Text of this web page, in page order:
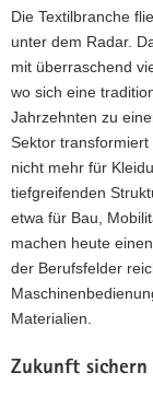
n
Die Textilbranche
unter dem Radar.
mit überraschend
wo sich eine
Jahrzehnten zu
Sektor
nicht mehr für
tiefgreifenden
etwa für Bau,
machen heute
der Berufsfelder
Zukunft